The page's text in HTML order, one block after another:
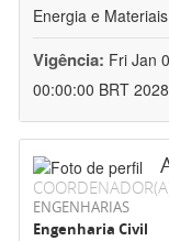
Energia e
Vigência: Fri Jan
00:00:00 BRT 2028
ENGENHARIAS
Engenharia Civil